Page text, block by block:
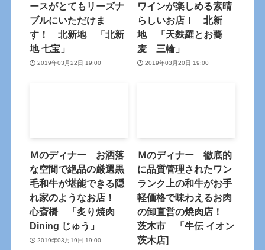
ースがとてもリーズナ
ブルにいただけま
す！ 北新地 「北新
地 七宝」
2019年03月22日 19:00
ワインが楽しめる素晴
らしいお店！ 北新
地 「天麩羅とお蕎
麦 三輪」
2019年03月20日 19:00
Ｍのディナー お洒落
な空間で絶品の厳選黒
毛和牛が堪能できる隠
れ家のようなお店！
心斎橋 「炙り焼肉
Dining じゅう」
2019年03月19日 19:00
Ｍのディナー 徹底的
に品質管理されたワン
ランク上の和牛がお手
軽価格で味わえるお肉
の卸直営の焼肉店！
茨木市 「牛伝 イオン
茨木店]